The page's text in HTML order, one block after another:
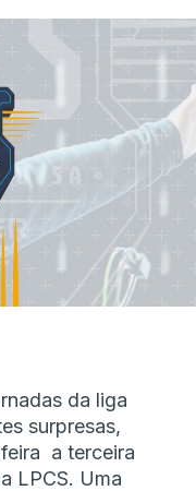
da liga
surpresas,
a terceira
LPCS. Uma